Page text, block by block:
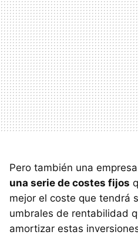
Pero también una
una serie de costes fijos
mejor el coste que tendrá
umbrales de rentabilidad
amortizar estas